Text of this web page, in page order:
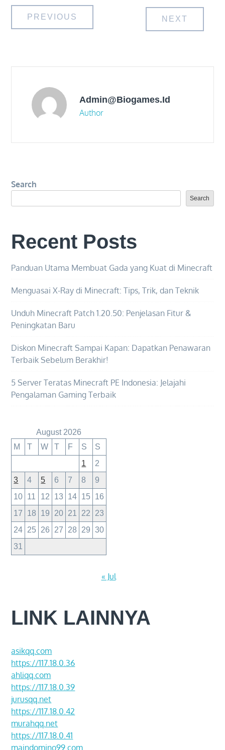
Post
PREVIOUS NEXT
Admin@biogames.id
Author
Search
Search
Recent Posts
Panduan Utama Membuat Gada yang Kuat di Minecraft
Menguasai X-Ray di Minecraft: Tips, Trik, dan Teknik
Unduh Minecraft Patch 1.20.50: Penjelasan Fitur &
Peningkatan Baru
Diskon Minecraft Sampai Kapan: Dapatkan Penawaran
Terbaik Sebelum Berakhir!
5 Server Teratas Minecraft PE Indonesia: Jelajahi
Pengalaman Gaming Terbaik
August 2026
M
T W T F S
S
1
2
3
4 5 6 7 8
9
10 11 12 13 14 15 16
17
18 19 20 21 22
23
24 25 26 27 28 29
30
31
« Jul
LINK LAINNYA
asikqq.com
https://117.18.0.36
ahliqq.com
https://117.18.0.39
jurusqq.net
https://117.18.0.42
murahqq.net
https://117.18.0.41
maindomino99.com